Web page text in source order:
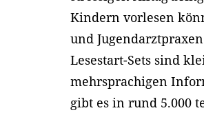
Kindern vorlesen
und
Lesestart-Sets sind
mehrsprachigen
gibt es in rund 5.000